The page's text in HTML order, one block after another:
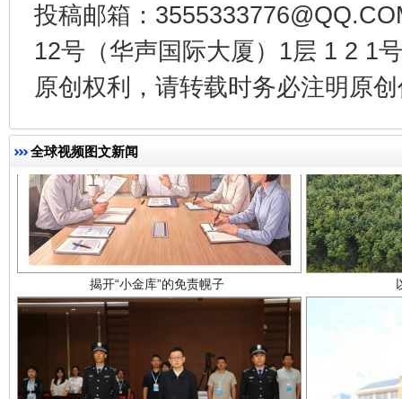
投稿邮箱：
12号（华声国际大厦）1层 1 2 1
原创权利，请转载时务必注明原
全球视频图文新闻